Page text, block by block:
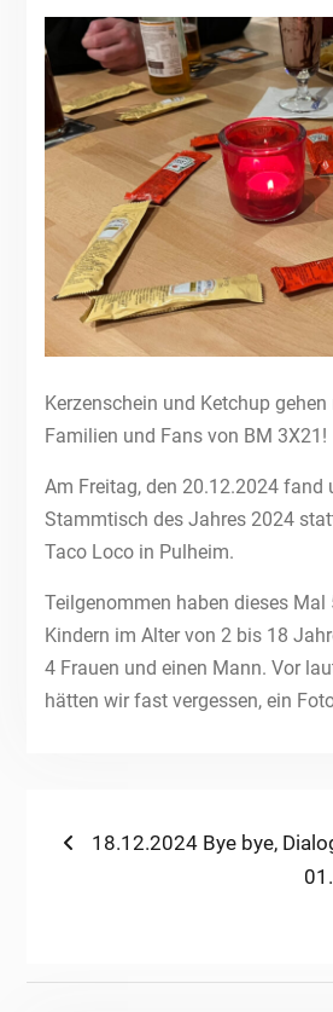
Kerzenschein und Ketchup
Familien und Fans von BM 3X21!
Am Freitag, den 20.12.2024 fand
Stammtisch des Jahres 2024
Taco Loco in Pulheim.
Teilgenommen haben dieses
Kindern im Alter von 2 bis 18
4 Frauen und einen Mann. Vor
hätten wir fast vergessen, ein
Beitragsnavigation
Previous
18.12.2024 Bye bye,